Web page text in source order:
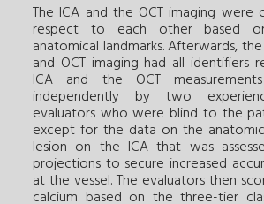
The ICA and the OCT imaging were
respect to each other based
anatomical landmarks. Afterwards,
and OCT imaging had all identifiers
ICA and the OCT
independently by two
evaluators who were blind to the
except for the data on the
lesion on the ICA that was
projections to secure increased
at the vessel. The evaluators then
calcium based on the three-tier